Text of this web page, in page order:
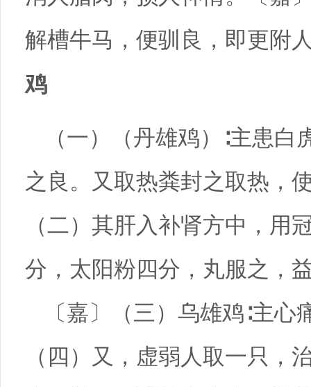
解槽牛马，便驯良，即更附
鸡
（一）（丹雄鸡）∶主患
之良。又取热粪封之取热，
（二）其肝入补肾方中，用
分，太阳粉四分，丸服之，
〔嘉〕（三）乌雄鸡∶主
（四）又，虚弱人取一只，